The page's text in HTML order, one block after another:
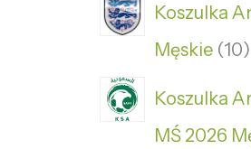
Koszulka
Męskie 10
Koszulka
MŚ 2026